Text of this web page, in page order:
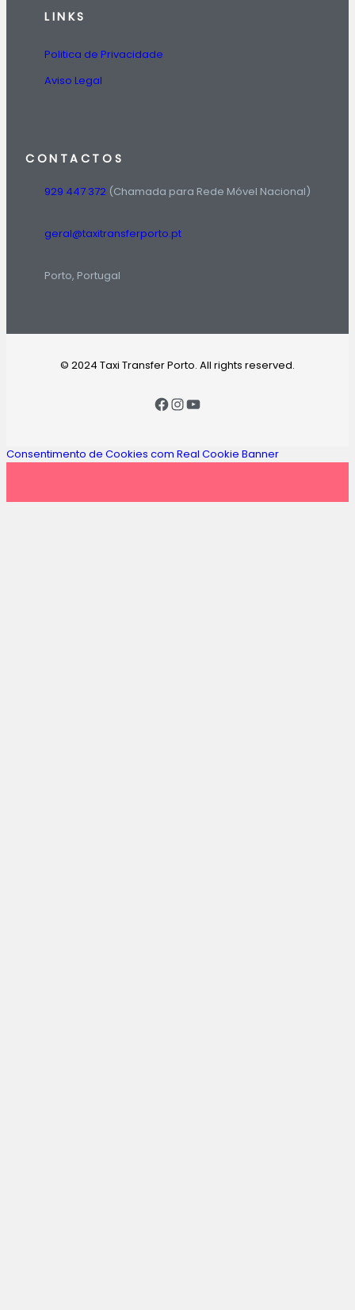
LINKS
Politica de Privacidade
Aviso Legal
CONTACTOS
929 447 372 (Chamada para Rede Móvel Nacional)
geral@taxitransferporto.pt
Porto, Portugal
© 2024 Taxi Transfer Porto. All rights reserved.
Consentimento de Cookies com Real Cookie Banner